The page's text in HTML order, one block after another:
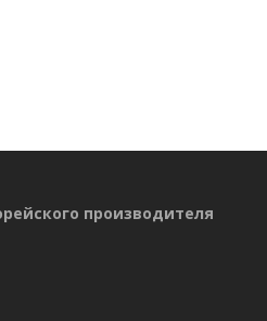
производителя